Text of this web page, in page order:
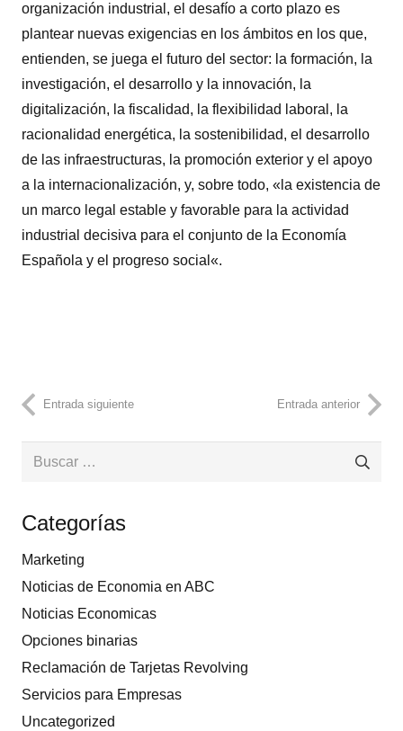
organización industrial, el desafío a corto plazo es
plantear nuevas exigencias en los ámbitos en los que,
entienden, se juega el futuro del sector: la formación, la
investigación, el desarrollo y la innovación, la
digitalización, la fiscalidad, la flexibilidad laboral, la
racionalidad energética, la sostenibilidad, el desarrollo
de las infraestructuras, la promoción exterior y el apoyo
a la internacionalización, y, sobre todo, «la existencia de
un marco legal estable y favorable para la actividad
industrial decisiva para el conjunto de la Economía
Española y el progreso social«.
Entrada siguiente Entrada anterior
Buscar:
Categorías
Marketing
Noticias de Economia en ABC
Noticias Economicas
Opciones binarias
Reclamación de Tarjetas Revolving
Servicios para Empresas
Uncategorized